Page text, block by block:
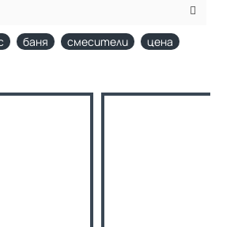
баня смесители цена